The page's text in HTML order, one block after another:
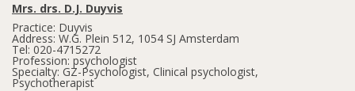
Mrs. drs. D.J. Duyvis
Practice: Duyvis
Address: W.G. Plein 512, 1054 SJ Amsterdam
Tel: 020-4715272
Profession: psychologist
Specialty: GZ-Psychologist, Clinical psychologist,
Psychotherapist